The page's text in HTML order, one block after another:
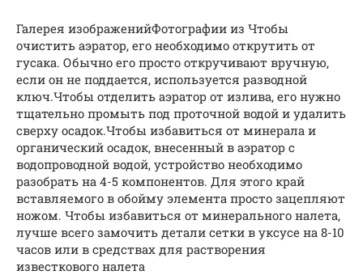
Галерея изображенийФотографии из Чтобы
очистить аэратор, его необходимо открутить от
гусака. Обычно его просто откручивают вручную,
если он не поддается, используется разводной
ключ.Чтобы отделить аэратор от излива, его нужно
тщательно промыть под проточной водой и удалить
сверху осадок.Чтобы избавиться от минерала и
органический осадок, внесенный в аэратор с
водопроводной водой, устройство необходимо
разобрать на 4-5 компонентов. Для этого край
вставляемого в обойму элемента просто зацепляют
ножом. Чтобы избавиться от минерального налета,
лучше всего замочить детали сетки в уксусе на 8-10
часов или в средствах для растворения
известкового налета